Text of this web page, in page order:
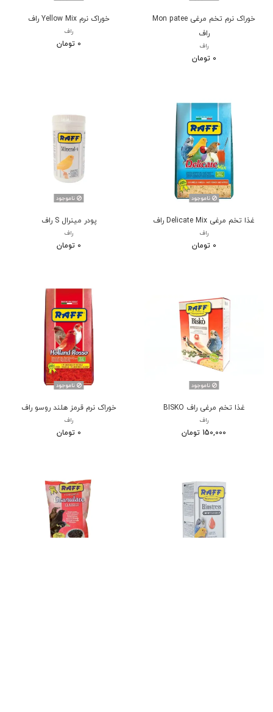
خوراک نرم تخم مرغی Mon patee
راف
راف
0 تومان
خوراک نرم Yellow Mix راف
راف
0 تومان
ناموجود
غذا تخم مرغی Delicate Mix راف
راف
0 تومان
ناموجود
پودر مینرال S راف
راف
0 تومان
ناموجود
غذا تخم مرغی راف BISKO
راف
150,000 تومان
ناموجود
خوراک نرم قرمز هلند روسو راف
راف
0 تومان